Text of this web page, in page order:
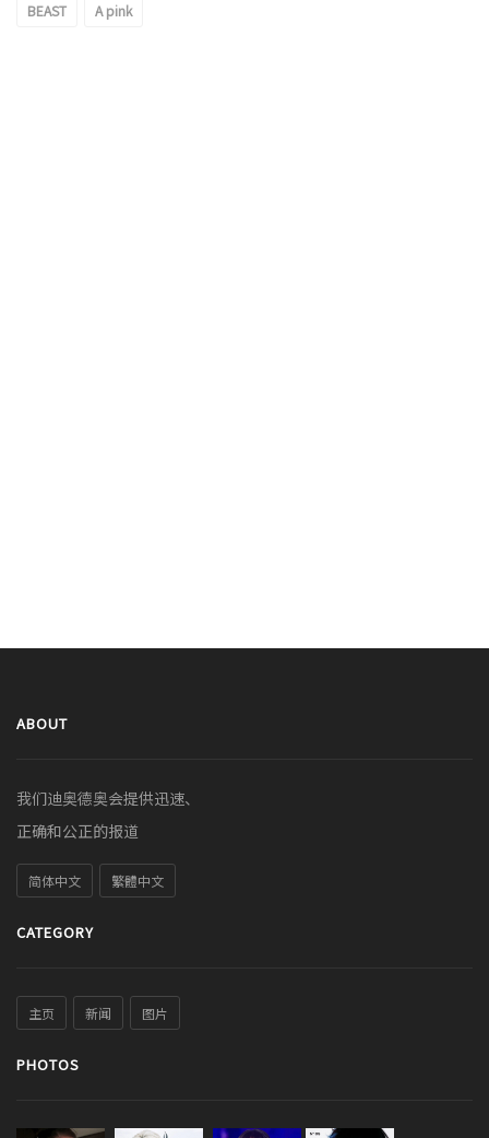
BEAST A pink
ABOUT
我们迪奥德奥会提供迅速、
正确和公正的报道
简体中文 繁體中文
CATEGORY
主页 新闻 图片
PHOTOS